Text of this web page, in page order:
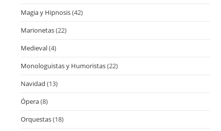
Magia y Hipnosis(42)
Marionetas(22)
Medieval(4)
Monologuistas y Humoristas(22)
Navidad (13)
Ópera(8)
Orquestas(18)